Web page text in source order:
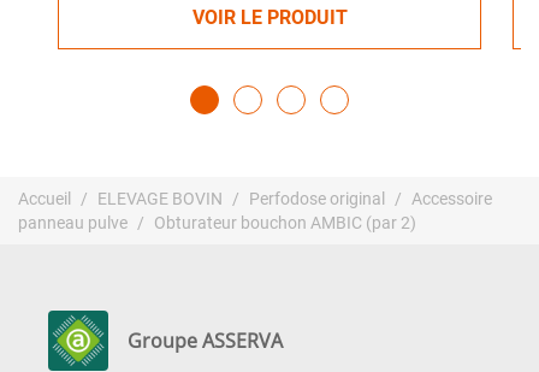
VOIR LE PRODUIT
Accueil ELEVAGE BOVIN Perfodose original
Accessoire
panneau pulve
Obturateur bouchon AMBIC (par 2)
Groupe ASSERVA